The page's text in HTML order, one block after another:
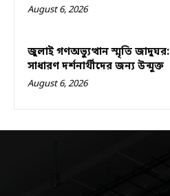
August 6, 2026
জুলাই গণঅভ্যুত্থান স্মৃতি জাদুঘর:
সাধারণ দর্শনার্থীদের জন্য উন্মুক্ত
August 6, 2026